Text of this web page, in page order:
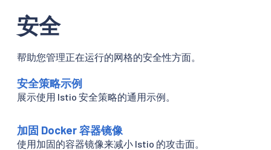
安全
帮助您管理正在运行的网格的安全性方面。
安全策略示例
展示使用 Istio 安全策略的通用示例。
加固 Docker 容器镜像
使用加固的容器镜像来减小 Istio 的攻击面。